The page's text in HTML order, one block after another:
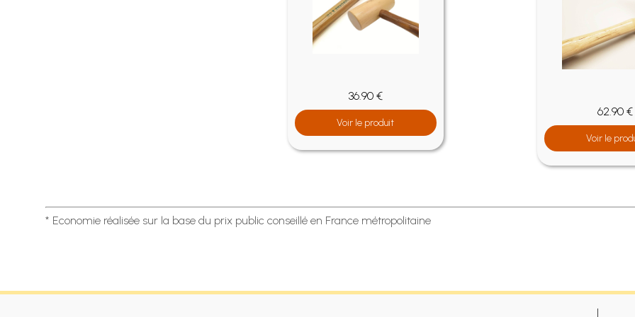
36.90 €
Voir le produit
62.90 €
Voir le
* Economie réalisée sur la base du prix public conseillé en France métropolitaine